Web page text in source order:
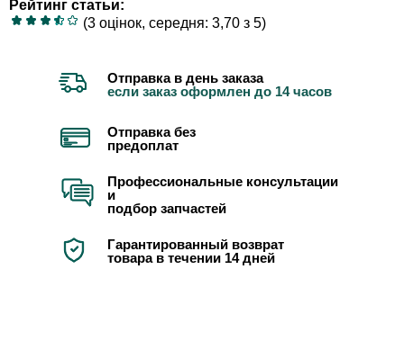
Рейтинг статьи:
(3 оцінок, середня: 3,70 з 5)
Отправка в день заказа
если заказ оформлен до 14 часов
Отправка без
предоплат
Профессиональные консультации
и
подбор запчастей
Гарантированный возврат
товара в течении 14 дней